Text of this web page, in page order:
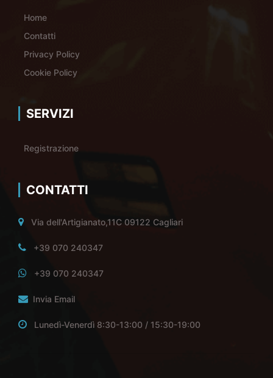
Home
Contatti
Privacy Policy
Cookie Policy
SERVIZI
Registrazione
CONTATTI
Via dell'Artigianato,11C 09122 Cagliari
+39 070 240347
+39 070 240347
Invia Email
Lunedì-Venerdì 8:30-13:00 / 15:30-19:00